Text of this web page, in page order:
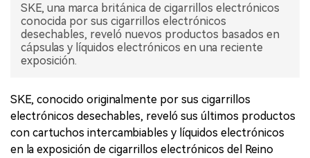
SKE, una marca británica de cigarrillos electrónicos
conocida por sus cigarrillos electrónicos
desechables, reveló nuevos productos basados en
cápsulas y líquidos electrónicos en una reciente
exposición.
SKE, conocido originalmente por sus cigarrillos
electrónicos desechables, reveló sus últimos productos
con cartuchos intercambiables y líquidos electrónicos
en la exposición de cigarrillos electrónicos del Reino